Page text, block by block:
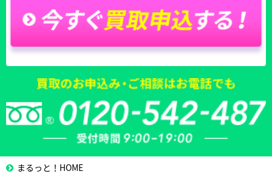
まるっと！HOME